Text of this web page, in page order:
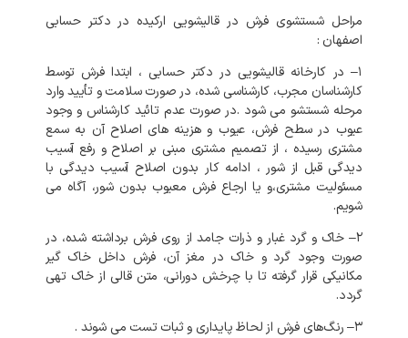
مراحل شستشوی فرش در قالیشویی ارکیده در دکتر حسابی
اصفهان :
۱– در کارخانه قالیشویی در دکتر حسابی ، ابتدا فرش توسط
کارشناسان مجرب، کارشناسی شده، در صورت سلامت و تأییدوارد
مرحله شستشو می شود .در صورت عدم تائید کارشناس و وجود
عیوب در سطح فرش، عیوب و هزینه های اصلاح آن به سمع
مشتری رسیده ، از تصمیم مشتری مبنی بر اصلاح و رفع آسیب
دیدگی قبل از شور ، ادامه کار بدون اصلاح آسیب دیدگی با
مسئولیت مشتری،و یا ارجاع فرش معیوب بدون شور، آگاه می
شویم.
۲– خاک و گرد غبار و ذرات جامد از روی فرش برداشته شده، در
صورت وجود گرد و خاک در مغز آن، فرش داخل خاک گیر
مکانیکی قرار گرفته تا با چرخش دورانی، متن قالی از خاک تهی
گردد.
۳–رنگ‌های فرش از لحاظ پایداری و ثبات تست می شوند .